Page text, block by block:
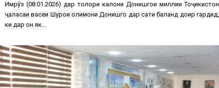
Имрӯз (08.01.2026) дар толори калони Донишгоҳи миллии Тоҷикистон
ҷаласаи васеи Шурои олимони Донишгоҳ дар сатҳи баланд доир гардид,
ки дар он як...